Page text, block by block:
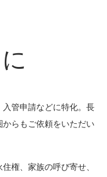
管申請などに特化。長
らもご依頼をいただい
権、家族の呼び寄せ、